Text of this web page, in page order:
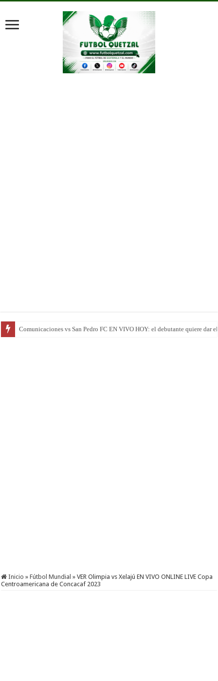
Comunicaciones vs San Pedro FC EN VIVO HOY: el debutante quiere dar
Inicio » Fútbol Mundial » VER Olimpia vs Xelajú EN VIVO ONLINE LIVE Copa
Centroamericana de Concacaf 2023